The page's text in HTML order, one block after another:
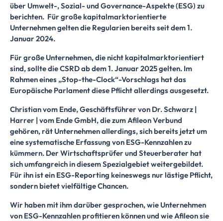
über Umwelt-, Sozial- und Governance-Aspekte (ESG) zu
berichten. Für große kapitalmarktorientierte
Unternehmen gelten die Regularien bereits seit dem 1.
Januar 2024.
Für große Unternehmen, die nicht kapitalmarktorientiert
sind, sollte die CSRD ab dem 1. Januar 2025 gelten. Im
Rahmen eines „Stop-the-Clock“-Vorschlags hat das
Europäische Parlament diese Pflicht allerdings ausgesetzt.
Christian vom Ende, Geschäftsführer von Dr. Schwarz |
Harrer | vom Ende GmbH, die zum Afileon Verbund
gehören, rät Unternehmen allerdings, sich bereits jetzt um
eine systematische Erfassung von ESG-Kennzahlen zu
kümmern. Der Wirtschaftsprüfer und Steuerberater hat
sich umfangreich in diesem Spezialgebiet weitergebildet.
Für ihn ist ein ESG-Reporting keineswegs nur lästige Pflicht,
sondern bietet vielfältige Chancen.
Wir haben mit ihm darüber gesprochen, wie Unternehmen
von ESG-Kennzahlen profitieren können und wie Afileon sie